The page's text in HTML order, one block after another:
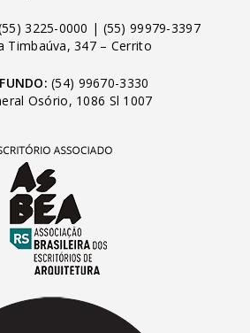
3225-0000 | (55) 99979-3397
Timbaúva, 347 – Cerrito
(54) 99670-3330
Osório, 1086 Sl 1007